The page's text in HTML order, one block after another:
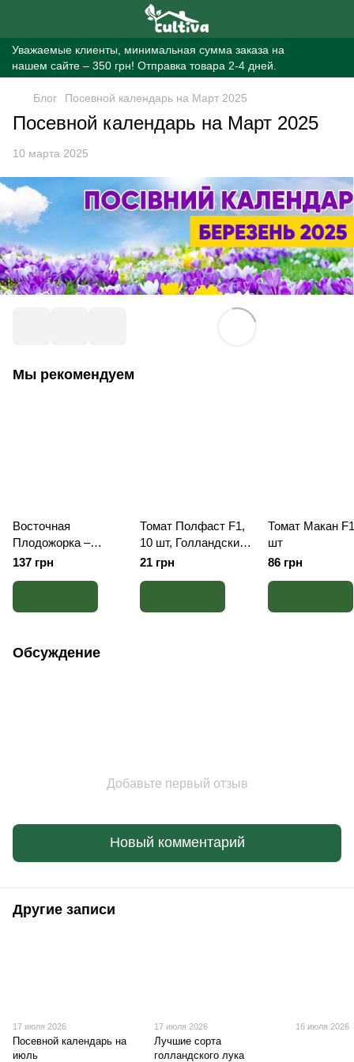
Уважаемые клиенты, минимальная сумма заказа на
нашем сайте – 350 грн! Отправка товара 2-4 дней.
Блог Посевной календарь на Март 2025
Посевной календарь на Март 2025
10 марта 2025
Мы рекомендуем
Восточная
Плодожорка –
комплект защиты
137 грн
Томат Полфаст F1,
10 шт, Голландские
семена
21 грн
Томат Макан
шт
86 грн
Обсуждение
Добавьте первый отзыв
Новый комментарий
Другие записи
17 июля 2026
Посевной календарь на
июль
17 июля 2026
Лучшие сорта
голландского лука
16 июля 2026